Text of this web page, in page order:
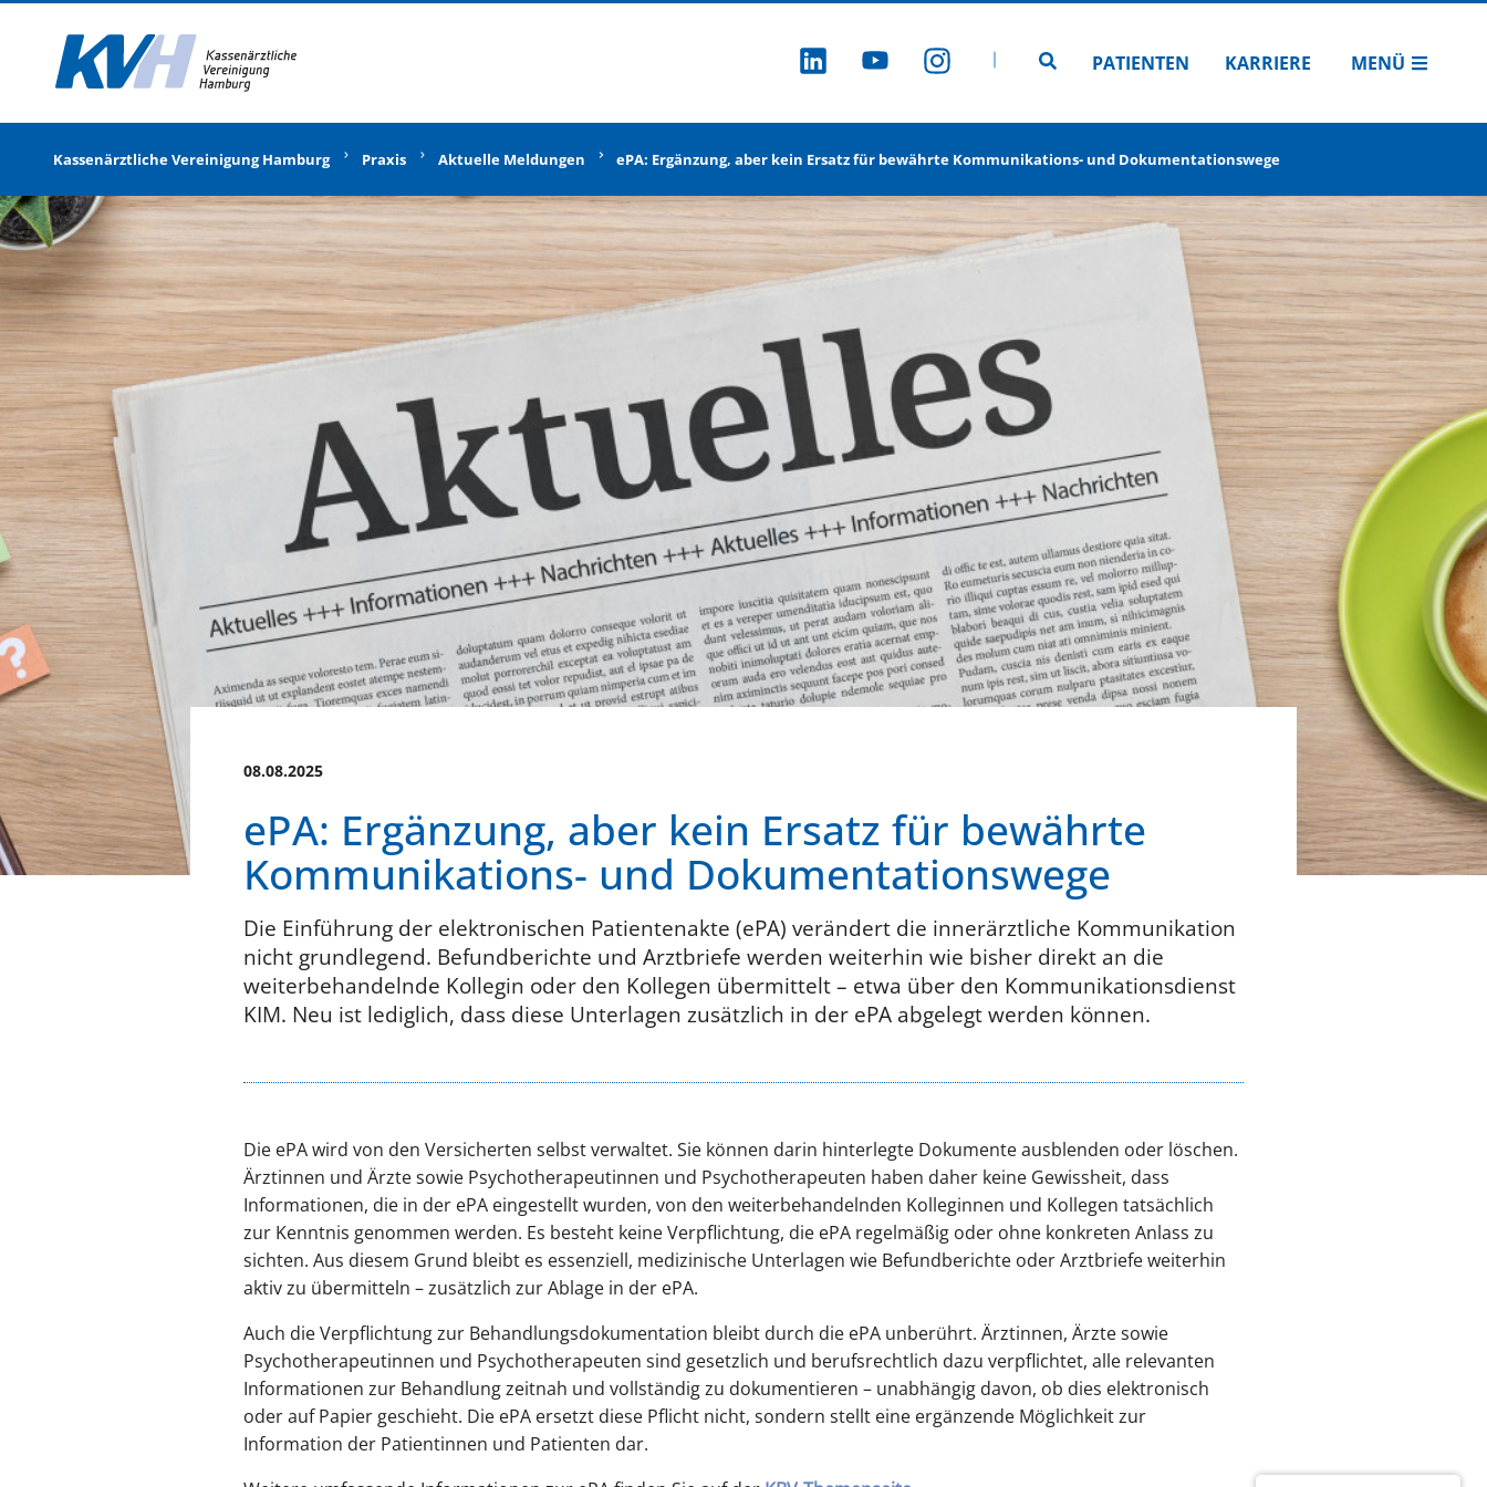
ZU LINKEDIN
ZU YOUTUBE
ZU INSTAGRAM
Zur Seitensuche
PATIENTEN KARRIERE MENÜ
Kassenärztliche Vereinigung Hamburg Praxis Aktuelle Meldungen ePA: Ergänzung, aber kein Ersatz für bewährte Kommunikations- und Dokumentationswege
08.08.2025
ePA: Ergänzung, aber kein Ersatz für bewährte
Kommunikations- und Dokumentationswege
Die Einführung der elektronischen Patientenakte (ePA) verändert die innerärztliche Kommunikation
nicht grundlegend. Befundberichte und Arztbriefe werden weiterhin wie bisher direkt an die
weiterbehandelnde Kollegin oder den Kollegen übermittelt – etwa über den Kommunikationsdienst
KIM. Neu ist lediglich, dass diese Unterlagen zusätzlich in der ePA abgelegt werden können.
Die ePA wird von den Versicherten selbst verwaltet. Sie können darin hinterlegte Dokumente ausblenden oder löschen.
Ärztinnen und Ärzte sowie Psychotherapeutinnen und Psychotherapeuten haben daher keine Gewissheit, dass
Informationen, die in der ePA eingestellt wurden, von den weiterbehandelnden Kolleginnen und Kollegen tatsächlich
zur Kenntnis genommen werden. Es besteht keine Verpflichtung, die ePA regelmäßig oder ohne konkreten Anlass zu
sichten. Aus diesem Grund bleibt es essenziell, medizinische Unterlagen wie Befundberichte oder Arztbriefe weiterhin
aktiv zu übermitteln – zusätzlich zur Ablage in der ePA.
Auch die Verpflichtung zur Behandlungsdokumentation bleibt durch die ePA unberührt. Ärztinnen, Ärzte sowie
Psychotherapeutinnen und Psychotherapeuten sind gesetzlich und berufsrechtlich dazu verpflichtet, alle relevanten
Informationen zur Behandlung zeitnah und vollständig zu dokumentieren – unabhängig davon, ob dies elektronisch
oder auf Papier geschieht. Die ePA ersetzt diese Pflicht nicht, sondern stellt eine ergänzende Möglichkeit zur
Information der Patientinnen und Patienten dar.